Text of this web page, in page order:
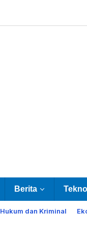
Berita
Hukum dan Kriminal